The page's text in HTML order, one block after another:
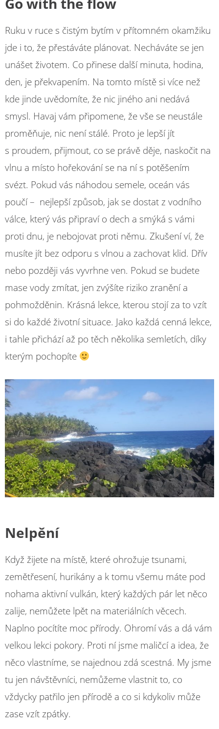
Ruku v ruce s čistým bytím v přítomném okamžiku
jde i to, že přestáváte plánovat. Necháváte se jen
unášet životem. Co přinese další minuta, hodina,
den, je překvapením. Na tomto místě si více než
kde jinde uvědomíte, že nic jiného ani nedává
smysl. Havaj vám připomene, že vše se neustále
proměňuje, nic není stálé. Proto je lepší jít
s proudem, přijmout, co se právě děje, naskočit na
vlnu a místo hořekování se na ní s potěšením
svézt. Pokud vás náhodou semele, oceán vás
poučí – nejlepší způsob, jak se dostat z vodního
válce, který vás připraví o dech a smýká s vámi
proti dnu, je nebojovat proti němu. Zkušení ví, že
musíte jít bez odporu s vlnou a zachovat klid. Dřív
nebo později vás vyvrhne ven. Pokud se budete
mase vody zmítat, jen zvýšíte riziko zranění a
pohmožděnin. Krásná lekce, kterou stojí za to vzít
si do každé životní situace. Jako každá cenná lekce,
i tahle přichází až po těch několika semletích, díky
kterým pochopíte
Nelpění
Když žijete na místě, které ohrožuje tsunami,
zemětřesení, hurikány a k tomu všemu máte pod
nohama aktivní vulkán, který každých pár let něco
zalije, nemůžete lpět na materiálních věcech.
Naplno pocítíte moc přírody. Ohromí vás a dá vám
velkou lekci pokory. Proti ní jsme maličcí a idea, že
něco vlastníme, se najednou zdá scestná. My jsme
tu jen návštěvníci, nemůžeme vlastnit to, co
vždycky patřilo jen přírodě a co si kdykoliv může
zase vzít zpátky.